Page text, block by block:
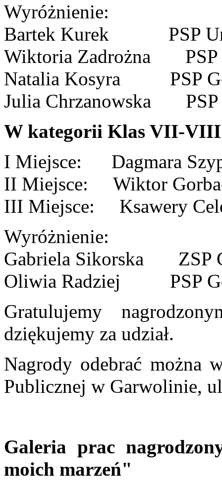
Wyróżnienie:
Bartek Kurek PSP
Wiktoria Zadrożna PSP
Natalia Kosyra PSP
Julia Chrzanowska PSP
W kategorii Klas VII-
I Miejsce: Dagmara
II Miejsce: Wiktor
III Miejsce: Ksawery
Wyróżnienie:
Gabriela Sikorska ZSP
Oliwia Radziej PSP
Gratulujemy
dziękujemy za udział.
Nagrody odebrać można
Publicznej w Garwolinie,
Galeria prac
moich marzeń"